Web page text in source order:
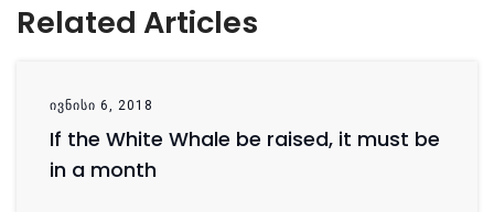
Related Articles
ᲘᲕᲜᲘᲡᲘ 6, 2018
If the White Whale be raised, it must be
in a month